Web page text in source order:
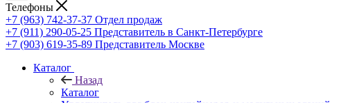
Телефоны
+7 (963) 742-37-37 Отдел продаж
+7 (911) 290-05-25 Представитель в Санкт-Петербурге
+7 (903) 619-35-89 Представитель Москве
Каталог
Назад
Каталог